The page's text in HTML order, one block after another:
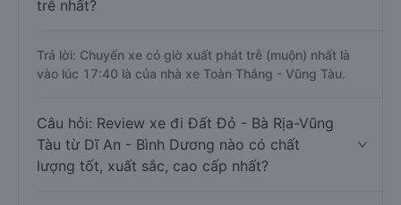
trễ nhất?
Trả lời: Chuyến xe có giờ xuất phát trễ (muộn) nhất là
vào lúc 17:40 là của nhà xe Toàn Thắng - Vũng Tàu.
Câu hỏi: Review xe đi Đất Đỏ - Bà Rịa-Vũng
Tàu từ Dĩ An - Bình Dương nào có chất
lượng tốt, xuất sắc, cao cấp nhất?